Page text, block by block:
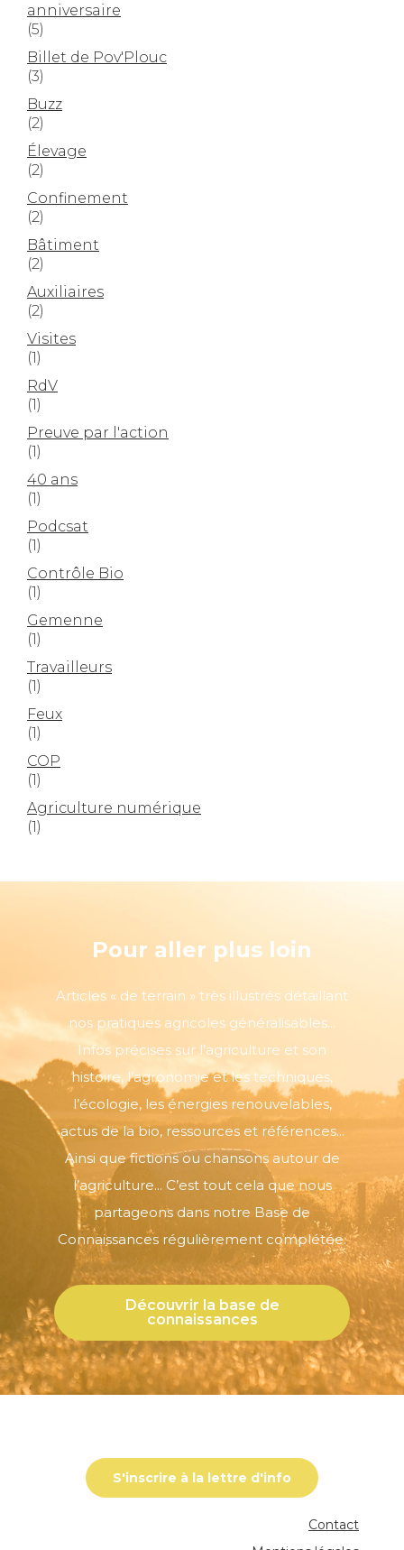
anniversaire
(5)
Billet de Pov'Plouc
(3)
Buzz
(2)
Élevage
(2)
Confinement
(2)
Bâtiment
(2)
Auxiliaires
(2)
Visites
(1)
RdV
(1)
Preuve par l'action
(1)
40 ans
(1)
Podcsat
(1)
Contrôle Bio
(1)
Gemenne
(1)
Travailleurs
(1)
Feux
(1)
COP
(1)
Agriculture numérique
(1)
Pour aller plus loin
Articles « de terrain » très illustrés détaillant
nos pratiques agricoles généralisables...
Infos précises sur l’agriculture et son
histoire, l’agronomie et les techniques,
l’écologie, les énergies renouvelables,
actus de la bio, ressources et références...
Ainsi que fictions ou chansons autour de
l’agriculture... C’est tout cela que nous
partageons dans notre Base de
Connaissances régulièrement complétée.
Découvrir la base de
connaissances
S'inscrire à la lettre d'info
Contact